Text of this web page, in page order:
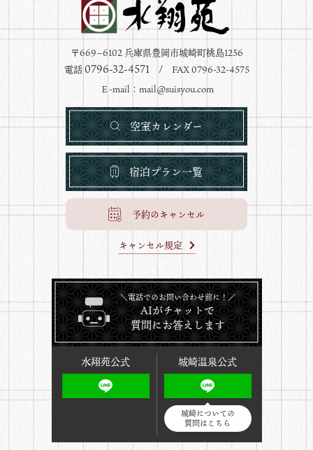
〒669−6102 兵庫県豊岡市城崎町桃島1256
電話 0796-32-4571/ FAX 0796-32-4575
Ｅ-mail： mail@suisyou.com
空室カレンダー
宿泊プラン一覧
予約のキャンセル
キャンセル規定
＼電話でのお問い合わせ前に！／
AIがチャットで
質問にお答えします
水翔苑公式 城崎温泉公式
城崎についての
質問はこちら